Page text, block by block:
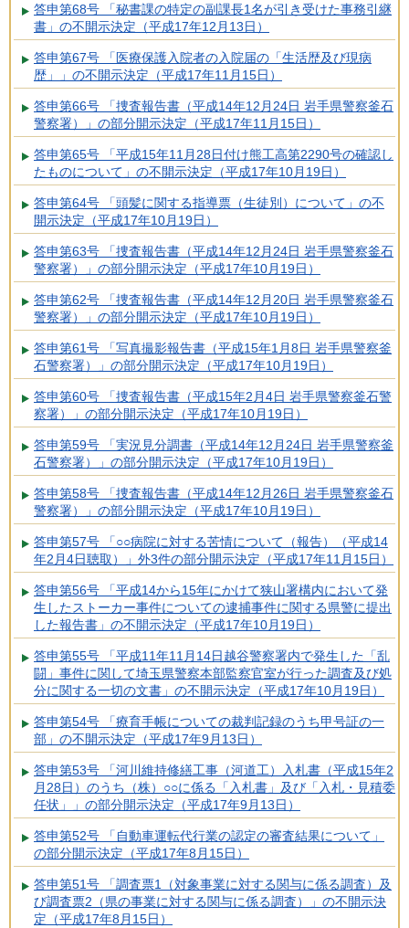
答申第68号 「秘書課の特定の副課長1名が引き受けた事務引継
書」の不開示決定（平成17年12月13日）
答申第67号 「医療保護入院者の入院届の「生活歴及び現病
歴」」の不開示決定（平成17年11月15日）
答申第66号 「捜査報告書（平成14年12月24日 岩手県警察釜石
警察署）」の部分開示決定（平成17年11月15日）
答申第65号 「平成15年11月28日付け熊工高第2290号の確認し
たものについて」の不開示決定（平成17年10月19日）
答申第64号 「頭髪に関する指導票（生徒別）について」の不
開示決定（平成17年10月19日）
答申第63号 「捜査報告書（平成14年12月24日 岩手県警察釜石
警察署）」の部分開示決定（平成17年10月19日）
答申第62号 「捜査報告書（平成14年12月20日 岩手県警察釜石
警察署）」の部分開示決定（平成17年10月19日）
答申第61号 「写真撮影報告書（平成15年1月8日 岩手県警察釜
石警察署）」の部分開示決定（平成17年10月19日）
答申第60号 「捜査報告書（平成15年2月4日 岩手県警察釜石警
察署）」の部分開示決定（平成17年10月19日）
答申第59号 「実況見分調書（平成14年12月24日 岩手県警察釜
石警察署）」の部分開示決定（平成17年10月19日）
答申第58号 「捜査報告書（平成14年12月26日 岩手県警察釜石
警察署）」の部分開示決定（平成17年10月19日）
答申第57号 「○○病院に対する苦情について（報告）（平成14
年2月4日聴取）」外3件の部分開示決定（平成17年11月15日）
答申第56号 「平成14から15年にかけて狭山署構内において発
生したストーカー事件についての逮捕事件に関する県警に提出
した報告書」の不開示決定（平成17年10月19日）
答申第55号 「平成11年11月14日越谷警察署内で発生した「乱
闘」事件に関して埼玉県警察本部監察官室が行った調査及び処
分に関する一切の文書」の不開示決定（平成17年10月19日）
答申第54号 「療育手帳についての裁判記録のうち甲号証の一
部」の不開示決定（平成17年9月13日）
答申第53号 「河川維持修繕工事（河道工）入札書（平成15年2
月28日）のうち（株）○○に係る「入札書」及び「入札・見積委
任状」」の部分開示決定（平成17年9月13日）
答申第52号 「自動車運転代行業の認定の審査結果について」
の部分開示決定（平成17年8月15日）
答申第51号 「調査票1（対象事業に対する関与に係る調査）及
び調査票2（県の事業に対する関与に係る調査）」の不開示決
定（平成17年8月15日）